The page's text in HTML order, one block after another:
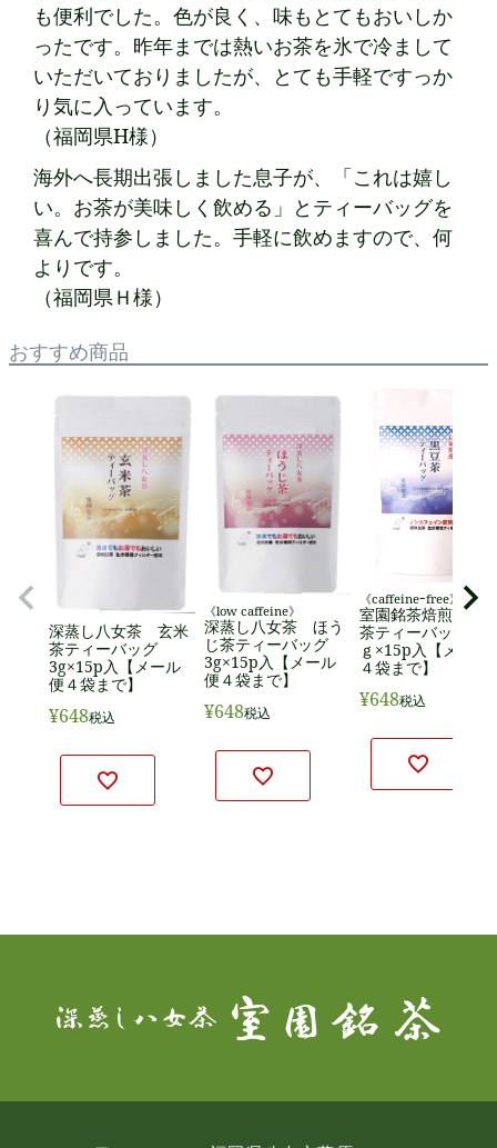
も便利でした。色が良く、味もとてもおいしか
ったです。昨年までは熱いお茶を氷で冷まして
いただいておりましたが、とても手軽ですっか
り気に入っています。
（福岡県H様）
海外へ長期出張しました息子が、「これは嬉し
い。お茶が美味しく飲める」とティーバッグを
喜んで持参しました。手軽に飲めますので、何
よりです。
（福岡県Ｈ様）
おすすめ商品
深蒸し八女茶 玄米
茶ティーバッグ
3g×15p入【メール
便４袋まで】
¥648税込
《low caffeine》
深蒸し八女茶 ほう
じ茶ティーバッグ
3g×15p入【メール
便４袋まで】
¥648税込
《caffeineｰfree》
室園銘茶焙煎 黒
茶ティーバッグ 4
ｇ×15p入【メール
４袋まで】
¥648税込